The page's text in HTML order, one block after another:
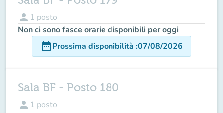
person 1 posto
Non ci sono fasce orarie disponibili per oggi
date_rangeProssima disponibilità :07/08/2026
Sala BF - Posto 180
person 1 posto